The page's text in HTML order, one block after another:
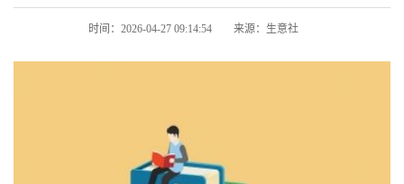
时间：2026-04-27 09:14:54 来源：生意社